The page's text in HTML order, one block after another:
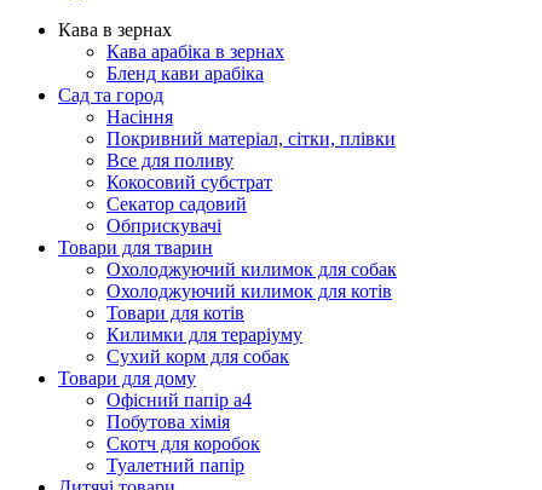
Кава в зернах
Кава арабіка в зернах
Бленд кави арабіка
Сад та город
Насіння
Покривний матеріал, сітки, плівки
Все для поливу
Кокосовий субстрат
Секатор садовий
Обприскувачі
Товари для тварин
Охолоджуючий килимок для собак
Охолоджуючий килимок для котів
Товари для котів
Килимки для тераріуму
Сухий корм для собак
Товари для дому
Офісний папір а4
Побутова хімія
Скотч для коробок
Туалетний папір